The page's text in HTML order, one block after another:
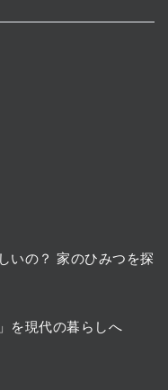
いの？ 家のひみつを探
を現代の暮らしへ